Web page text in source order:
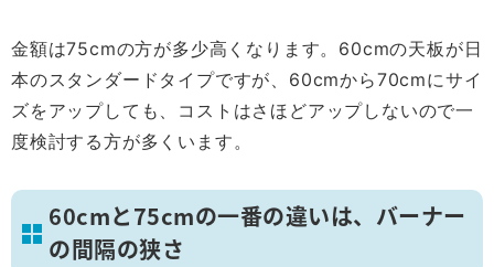
金額は75cmの方が多少高くなります。60cmの天板が日
本のスタンダードタイプですが、60cmから70cmにサイ
ズをアップしても、コストはさほどアップしないので一
度検討する方が多くいます。
60cmと75cmの一番の違いは、バーナー
の間隔の狭さ